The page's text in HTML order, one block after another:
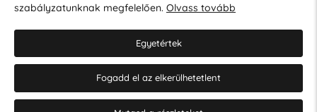
Cookie-beállítások szerkesztése
szabályzatunknak megfelelően. Olvass tovább
Egyetértek
Fogadd el az elkerülhetetlent